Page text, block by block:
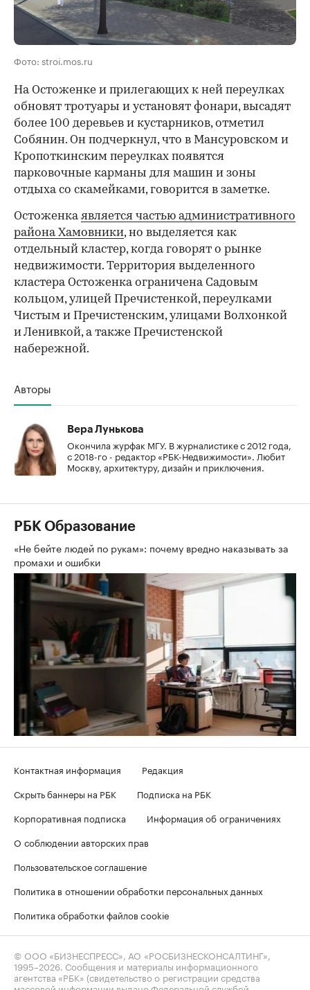
Фото: stroi.mos.ru
На Остоженке и прилегающих к ней переулках
обновят тротуары и установят фонари, высадят
более 100 деревьев и кустарников, отметил
Собянин. Он подчеркнул, что в Мансуровском и
Кропоткинским переулках появятся
парковочные карманы для машин и зоны
отдыха со скамейками, говорится в заметке.
Остоженкаявляется частью административного
района Хамовники, но выделяется как
отдельный кластер, когда говорят о рынке
недвижимости. Территория выделенного
кластера Остоженка ограничена Садовым
кольцом, улицей Пречистенкой, переулками
Чистым и Пречистенским, улицами Волхонкой
и Ленивкой, а также Пречистенской
набережной.
Авторы
Вера Лунькова
Окончила журфак МГУ. В журналистике с 2012 года,
с 2018-го - редактор «РБК-Недвижимости». Любит
Москву, архитектуру, дизайн и приключения.
РБК Образование
«Не бейте людей по рукам»: почему вредно наказывать за
промахи и ошибки
Контактная информация
Редакция
Скрыть баннеры на РБК
Подписка на РБК
Корпоративная подписка
Информация об ограничениях
О соблюдении авторских прав
Пользовательское соглашение
Политика в отношении обработки персональных данных
Политика обработки файлов cookie
© ООО «БИЗНЕСПРЕСС», АО «РОСБИЗНЕСКОНСАЛТИНГ»,
1995–2026. Сообщения и материалы информационного
агентства «РБК» (свидетельство о регистрации средства